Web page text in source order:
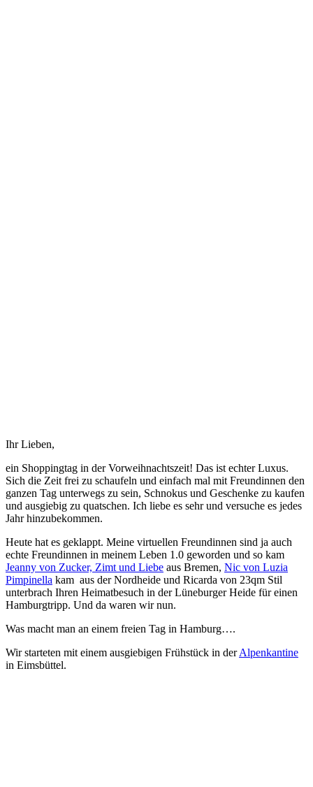
Ihr Lieben,
ein Shoppingtag in der Vorweihnachtszeit! Das ist echter Luxus.
Sich die Zeit frei zu schaufeln und einfach mal mit Freundinnen den
ganzen Tag unterwegs zu sein, Schnokus und Geschenke zu kaufen
und ausgiebig zu quatschen. Ich liebe es sehr und versuche es jedes
Jahr hinzubekommen.
Heute hat es geklappt. Meine virtuellen Freundinnen sind ja auch
echte Freundinnen in meinem Leben 1.0 geworden und so kam
Jeanny von Zucker, Zimt und Liebe aus Bremen, Nic von Luzia
Pimpinella kam aus der Nordheide und Ricarda von 23qm Stil
unterbrach Ihren Heimatbesuch in der Lüneburger Heide für einen
Hamburgtripp. Und da waren wir nun.
Was macht man an einem freien Tag in Hamburg….
Wir starteten mit einem ausgiebigen Frühstück in derAlpenkantine
in Eimsbüttel.